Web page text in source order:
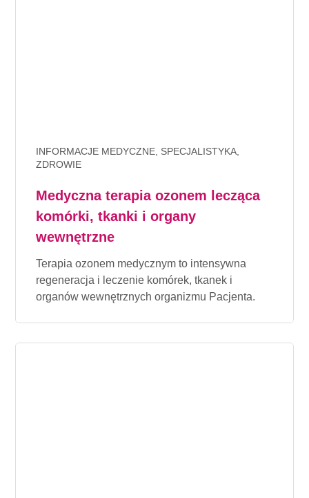
INFORMACJE MEDYCZNE, SPECJALISTYKA,
ZDROWIE
Medyczna terapia ozonem lecząca
komórki, tkanki i organy
wewnętrzne
Terapia ozonem medycznym to intensywna
regeneracja i leczenie komórek, tkanek i
organów wewnętrznych organizmu Pacjenta.